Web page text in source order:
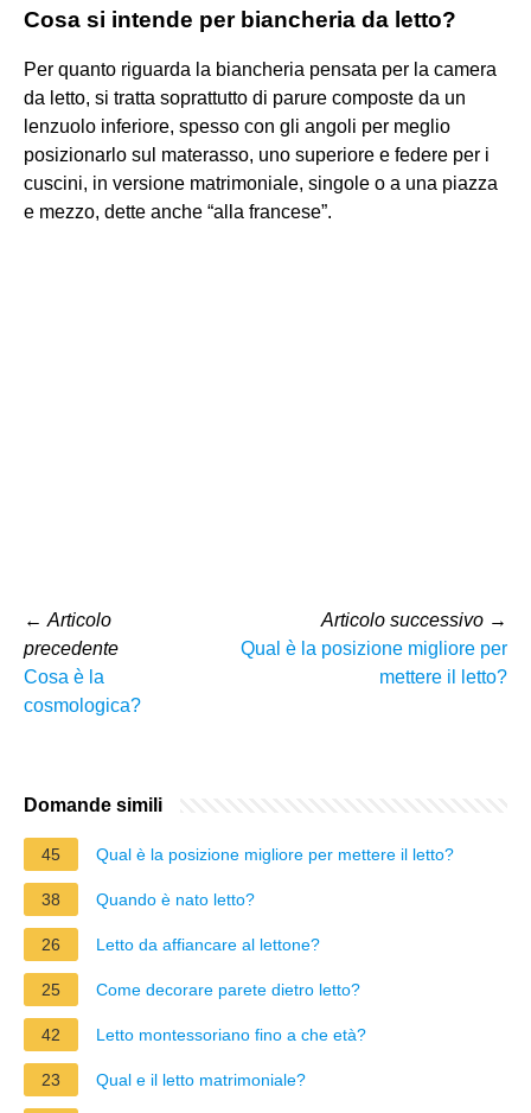
Cosa si intende per biancheria da letto?
Per quanto riguarda la biancheria pensata per la camera
da letto, si tratta soprattutto di parure composte da un
lenzuolo inferiore, spesso con gli angoli per meglio
posizionarlo sul materasso, uno superiore e federe per i
cuscini, in versione matrimoniale, singole o a una piazza
e mezzo, dette anche “alla francese”.
← Articolo
precedente
Cosa è la
cosmologica?
Articolo successivo →
Qual è la posizione migliore per
mettere il letto?
Domande simili
45 Qual è la posizione migliore per mettere il letto?
38 Quando è nato letto?
26 Letto da affiancare al lettone?
25 Come decorare parete dietro letto?
42 Letto montessoriano fino a che età?
23 Qual e il letto matrimoniale?